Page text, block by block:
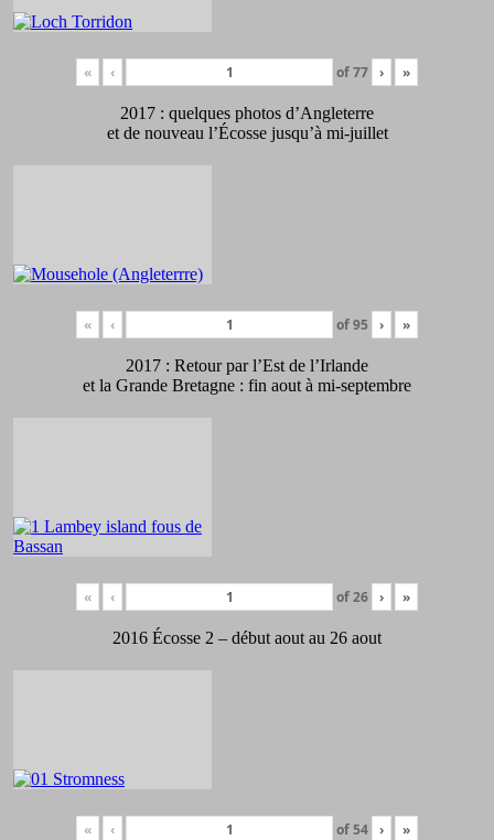
« ‹ of77 › »
2017 : quelques photos d’Angleterre
et de nouveau l’Écosse jusqu’à mi-juillet
« ‹ of95 › »
2017 : Retour par l’Est de l’Irlande
et la Grande Bretagne : fin aout à mi-septembre
« ‹ of26 › »
2016 Écosse 2 – début aout au 26 aout
« ‹ of54 › »